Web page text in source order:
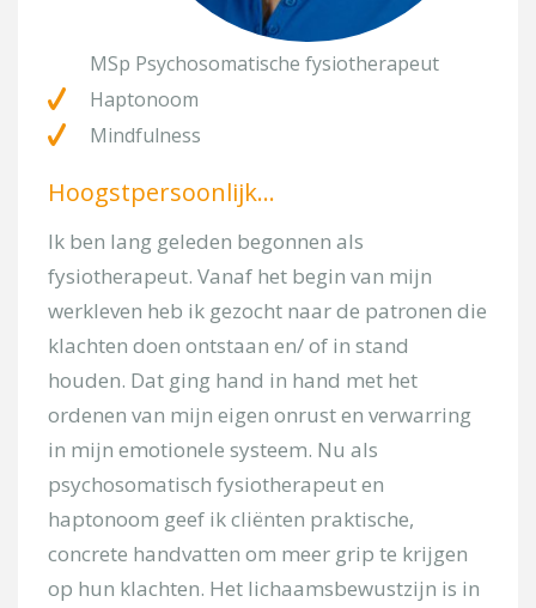
Kies uw locatie
Omschrijf kort uw pijnklacht
[/group]
[group groep-fitness]
Onderwerp
MSp Psychosomatische fysiotherapeut
Haptonoom
Mindfulness
Hoogstpersoonlijk…
Ik ben lang geleden begonnen als
fysiotherapeut. Vanaf het begin van mijn
werkleven heb ik gezocht naar de patronen die
klachten doen ontstaan en/ of in stand
houden. Dat ging hand in hand met het
ordenen van mijn eigen onrust en verwarring
in mijn emotionele systeem. Nu als
psychosomatisch fysiotherapeut en
haptonoom geef ik cliënten praktische,
concrete handvatten om meer grip te krijgen
op hun klachten. Het lichaamsbewustzijn is in